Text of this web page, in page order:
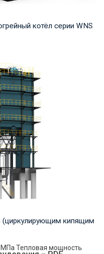
котёл серии WNS
(циркулирующим кипящим
МПа Тепловая мощность